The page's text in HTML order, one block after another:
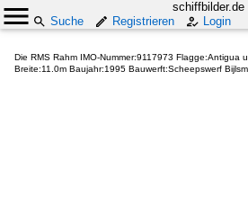
schiffbilder.de
Suche
Registrieren Login
Die RMS Rahm IMO-Nummer:9117973 Flagge:Antigua
Breite:11.0m Baujahr:1995 Bauwerft:Scheepswerf